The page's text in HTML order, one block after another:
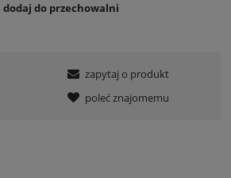
dodaj do przechowalni
zapytaj o produkt
poleć znajomemu